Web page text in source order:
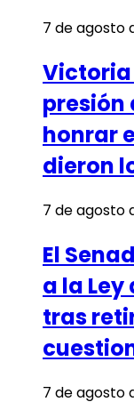
7 de agosto
Victoria
presión
honrar
dieron
7 de agosto
El
a la
tras
7 de agosto